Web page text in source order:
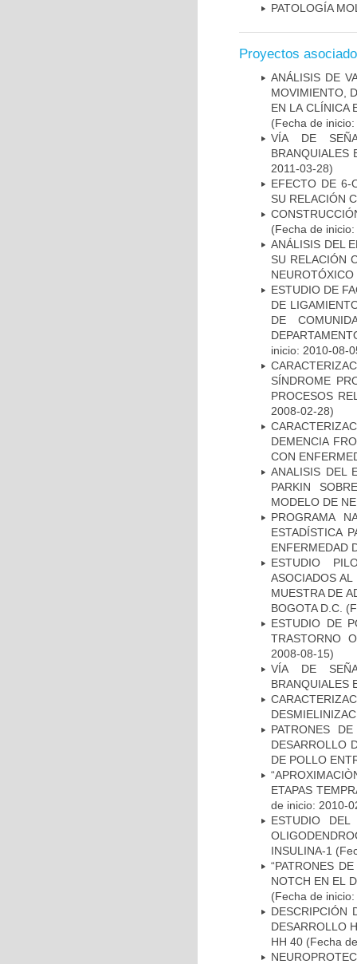
PATOLOGÍA
Proyectos
ANÁLISIS DE
MOVIMIENTO,
EN LA CLÍNICA
(Fecha de
VÍA DE
BRANQUIALES
2011-03-28)
EFECTO DE 6-
SU RELACIÓN
(Fecha de
ANÁLISIS DEL
SU RELACIÓN
NEUROTÓXICO
ESTUDIO DE
DE
DE
inicio: 2010-08-
SÍNDROME
PROCESOS
2008-02-28)
DEMENCIA
CON
ANALISIS DEL
PARKIN
MODELO DE
PROGRAMA
ESTADÍSTICA
ENFERMEDAD
ESTUDIO
ASOCIADOS
MUESTRA DE
BOGOTA D.C.
ESTUDIO DE
TRASTORNO
2008-08-15)
VÍA DE
BRANQUIALES
PATRONES
DESARROLLO
DE POLLO
ETAPAS
de inicio: 2010-
ESTUDIO
INSULINA-1
“PATRONES
NOTCH EN EL
(Fecha de
DESCRIPCIÓN
DESARROLLO
HH 40 (Fecha